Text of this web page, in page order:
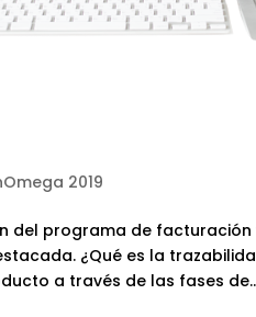
2019
del programa de
¿Qué es la
a través de las fases